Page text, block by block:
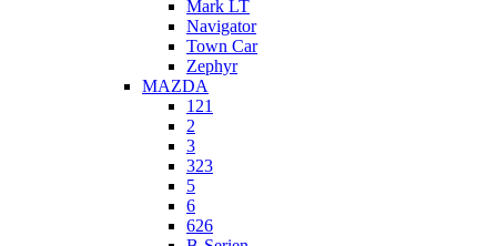
Mark LT
Navigator
Town Car
Zephyr
MAZDA
121
2
3
323
5
6
626